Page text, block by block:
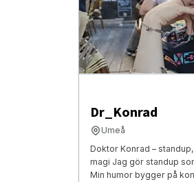
Dr_Konrad
Umeå
Doktor Konrad –
magi Jag gör standup
Min humor bygger på